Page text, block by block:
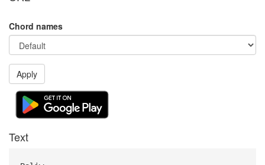
Chord names
Apply
Text